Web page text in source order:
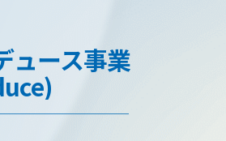
ュース事業